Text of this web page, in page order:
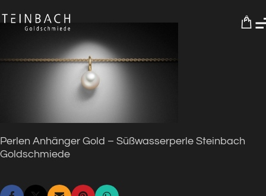
0
Perlen Anhänger Gold – Süßwasserperle Steinbach
Goldschmiede